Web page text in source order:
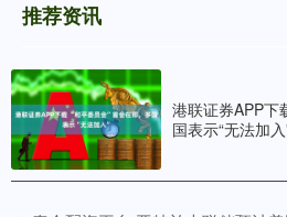
推荐资讯
港联证券APP下
国表示“无法加入